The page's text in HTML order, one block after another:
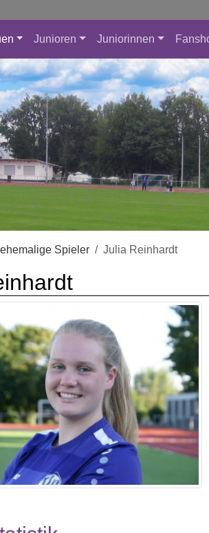
Junioren Juniorinnen
ehemalige Spieler Julia Reinhardt